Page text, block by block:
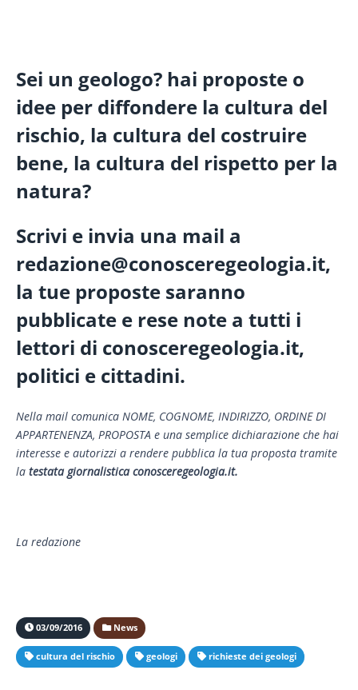
Sei un geologo? hai proposte o
idee per diffondere la cultura del
rischio, la cultura del costruire
bene, la cultura del rispetto per la
natura?
Scrivi e invia una mail a
redazione@conosceregeologia.it,
la tue proposte saranno
pubblicate e rese note a tutti i
lettori di conosceregeologia.it,
politici e cittadini.
Nella mail comunica NOME, COGNOME, INDIRIZZO, ORDINE DI
APPARTENENZA, PROPOSTA e una semplice dichiarazione che hai
interesse e autorizzi a rendere pubblica la tua proposta tramite
la testata giornalistica conosceregeologia.it.
La redazione
03/09/2016 News
cultura del rischio geologi richieste dei geologi